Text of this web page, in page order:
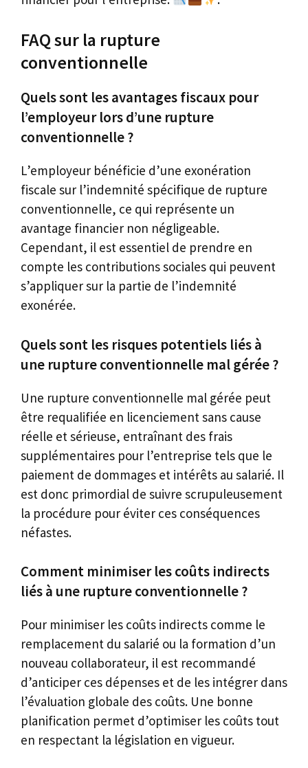
FAQ sur la rupture
conventionnelle
Quels sont les avantages fiscaux pour
l’employeur lors d’une rupture
conventionnelle ?
L’employeur bénéficie d’une exonération
fiscale sur l’indemnité spécifique de rupture
conventionnelle, ce qui représente un
avantage financier non négligeable.
Cependant, il est essentiel de prendre en
compte les contributions sociales qui peuvent
s’appliquer sur la partie de l’indemnité
exonérée.
Quels sont les risques potentiels liés à
une rupture conventionnelle mal gérée ?
Une rupture conventionnelle mal gérée peut
être requalifiée en licenciement sans cause
réelle et sérieuse, entraînant des frais
supplémentaires pour l’entreprise tels que le
paiement de dommages et intérêts au salarié. Il
est donc primordial de suivre scrupuleusement
la procédure pour éviter ces conséquences
néfastes.
Comment minimiser les coûts indirects
liés à une rupture conventionnelle ?
Pour minimiser les coûts indirects comme le
remplacement du salarié ou la formation d’un
nouveau collaborateur, il est recommandé
d’anticiper ces dépenses et de les intégrer dans
l’évaluation globale des coûts. Une bonne
planification permet d’optimiser les coûts tout
en respectant la législation en vigueur.